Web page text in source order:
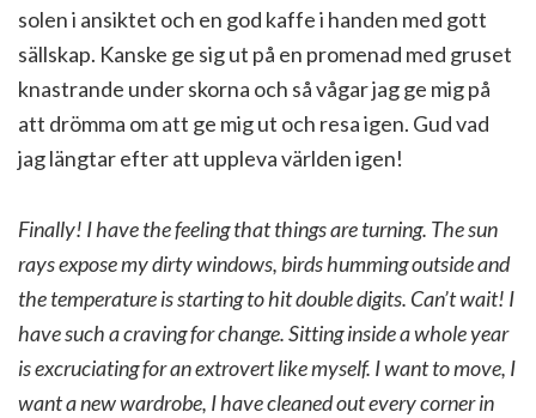
solen i ansiktet och en god kaffe i handen med gott
sällskap. Kanske ge sig ut på en promenad med gruset
knastrande under skorna och så vågar jag ge mig på
att drömma om att ge mig ut och resa igen. Gud vad
jag längtar efter att uppleva världen igen!
Finally! I have the feeling that things are turning. The sun
rays expose my dirty windows, birds humming outside and
the temperature is starting to hit double digits. Can’t wait! I
have such a craving for change. Sitting inside a whole year
is excruciating for an extrovert like myself. I want to move, I
want a new wardrobe, I have cleaned out every corner in